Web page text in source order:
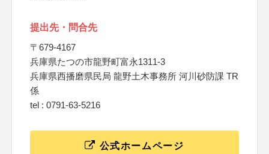
提出先・問合先
〒679-4167
兵庫県たつの市龍野町富永1311-3
兵庫県西播磨県民局 龍野土木事務所 河川砂防課 TR
係
tel : 0791-63-5216
公式ホームページ